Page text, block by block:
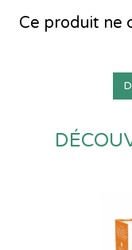
Ce produit ne